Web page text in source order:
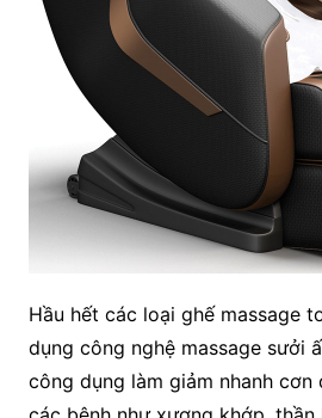
Hầu hết các loại ghế massage
dụng công nghệ massage sưởi
công dụng làm giảm nhanh cơn